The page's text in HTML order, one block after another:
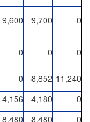
9,600 9,700 0
0 0 0
0 8,852 11,240
4,156 4,180 0
8,480 8,480 0